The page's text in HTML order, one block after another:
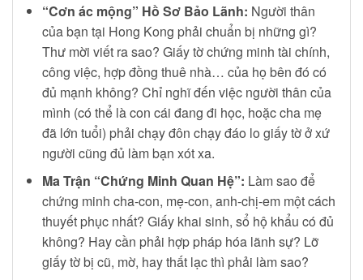
“Cơn ác mộng” Hồ Sơ Bảo Lãnh: Người thân
của bạn tại Hong Kong phải chuẩn bị những gì?
Thư mời viết ra sao? Giấy tờ chứng minh tài chính,
công việc, hợp đồng thuê nhà… của họ bên đó có
đủ mạnh không? Chỉ nghĩ đến việc người thân của
mình (có thể là con cái đang đi học, hoặc cha mẹ
đã lớn tuổi) phải chạy đôn chạy đáo lo giấy tờ ở xứ
người cũng đủ làm bạn xót xa.
Ma Trận “Chứng Minh Quan Hệ”: Làm sao để
chứng minh cha-con, mẹ-con, anh-chị-em một cách
thuyết phục nhất? Giấy khai sinh, sổ hộ khẩu có đủ
không? Hay cần phải hợp pháp hóa lãnh sự? Lỡ
giấy tờ bị cũ, mờ, hay thất lạc thì phải làm sao?